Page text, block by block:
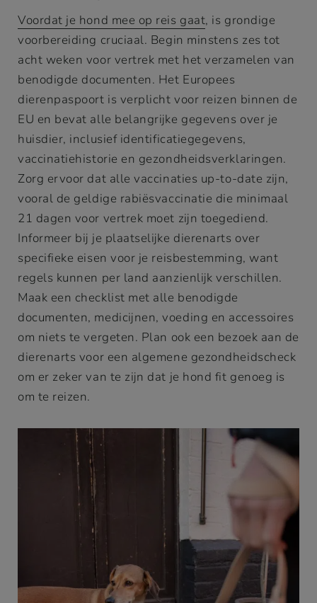
Voordat je hond mee op reis gaat, is grondige
voorbereiding cruciaal. Begin minstens zes tot
acht weken voor vertrek met het verzamelen van
benodigde documenten. Het Europees
dierenpaspoort is verplicht voor reizen binnen de
EU en bevat alle belangrijke gegevens over je
huisdier, inclusief identificatiegegevens,
vaccinatiehistorie en gezondheidsverklaringen.
Zorg ervoor dat alle vaccinaties up-to-date zijn,
vooral de geldige rabiësvaccinatie die minimaal
21 dagen voor vertrek moet zijn toegediend.
Informeer bij je plaatselijke dierenarts over
specifieke eisen voor je reisbestemming, want
regels kunnen per land aanzienlijk verschillen.
Maak een checklist met alle benodigde
documenten, medicijnen, voeding en accessoires
om niets te vergeten. Plan ook een bezoek aan de
dierenarts voor een algemene gezondheidscheck
om er zeker van te zijn dat je hond fit genoeg is
om te reizen.